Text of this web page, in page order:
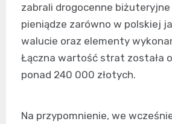
zabrali drogocenne
pieniądze zarówno w polskiej
walucie oraz elementy
Łączna wartość strat została
ponad 240 000 złotych.
Na przypomnienie, we